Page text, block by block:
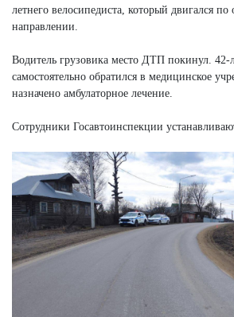
летнего велосипедиста, который двигался
направлении.
Водитель грузовика место ДТП покинул.
самостоятельно обратился в медицинское
назначено амбулаторное лечение.
Сотрудники Госавтоинспекции